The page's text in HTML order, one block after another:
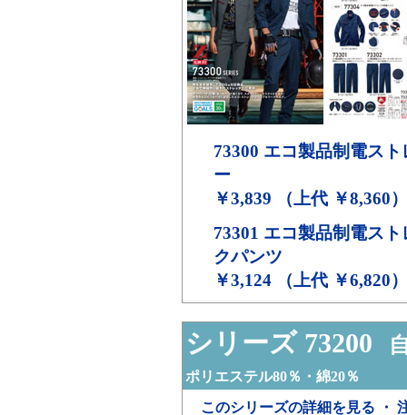
73300 エコ製品制電ス
ー
￥3,839 （上代 ￥8,360）
73301 エコ製品制電ス
クパンツ
￥3,124 （上代 ￥6,820）
シリーズ 73200
ポリエステル80％・綿20％
このシリーズの詳細を見る ・